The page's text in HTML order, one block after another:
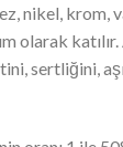
nikel, krom,
olarak
sertliğini,